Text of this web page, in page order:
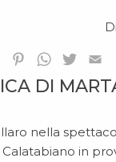
DI
nella
in